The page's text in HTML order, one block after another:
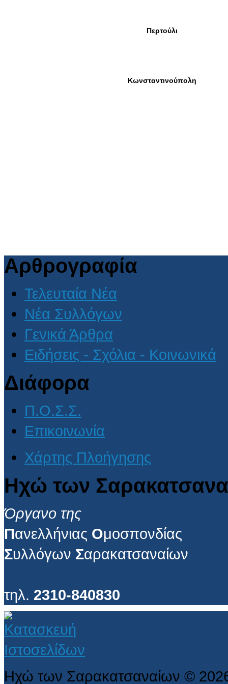
Αρθρογραφία
Τελευταία Νέα
Νέα Συλλόγων
Γενικά Άρθρα
Ειδήσεις - Σχόλια - Κοινωνικά
Διάφορα
Π.Ο.Σ.Σ.
Επικοινωνία
Χάρτης Πλοήγησης
Ηχώ των
Όργανο της
Πανελλήνιας Ομοσπονδίας
Συλλόγων Σαρακατσαναίων
τηλ. 2310-840830
Ηχώ των Σαρακατσαναίων ©